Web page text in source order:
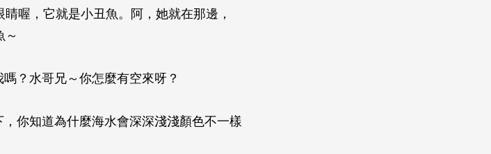
喔，它就是小丑魚。阿，她就在那邊，
～
？水哥兄～你怎麼有空來呀？
你知道為什麼海水會深深淺淺顏色不一樣